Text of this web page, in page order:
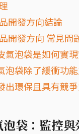
開發方向結論
開發方向 常見問
氣泡袋是如何實
泡袋除了緩衝功
出環保且具有競
袋：監控與